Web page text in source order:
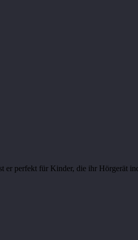
perfekt für Kinder, die ihr Hörgerät